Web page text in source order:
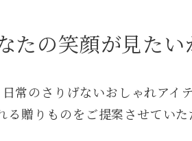
たの笑顔が見たい
日常のさりげないおしゃれアイ
る贈りものをご提案させていた